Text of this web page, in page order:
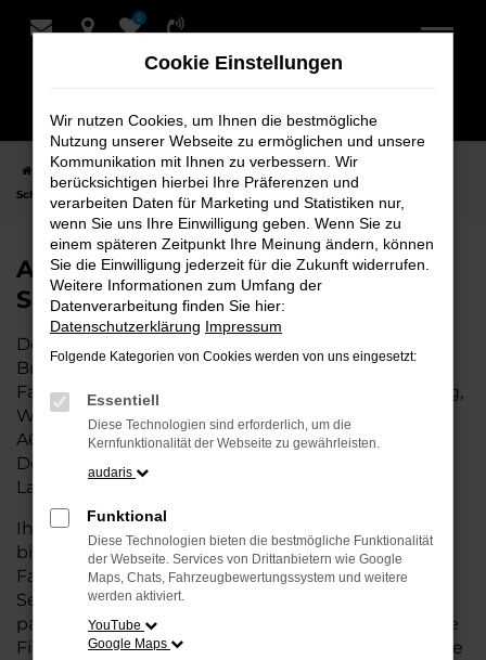
Zum
0
Startseite Bremervörde Audi
Audi A6 e-tron Fahrzeuge bei
Schmidt + Koch für Bremervörde
Audi A6 e-tron Fahrzeuge bei
Schmidt + Koch für Bremervörde
Der Audi A6 e-tron ist die perfekte Wahl für alle in
Bremervörde, die ein zuverlässiges und modernes
Fahrzeug suchen. Ob für den täglichen Arbeitsweg,
Wochenendausflüge oder lange Reisen, der Audi
A6 e-tron bietet Komfort, Effizienz und modernes
Design, das sowohl in der Stadt als auch auf dem
Land glänzt.
Ihr Audi Autohaus in der Nähe von Bremervörde
bietet Ihnen neben einer breiten Auswahl an Audi
Fahrzeugen auch umfassende Beratung und
Service. Wir unterstützen Sie bei der Auswahl des
passenden Modells und bieten maßgeschneiderte
Finanzierungslösungen sowie Leasingoptionen, die
Cookie Einstellungen
Wir nutzen Cookies, um Ihnen die bestmögliche
Nutzung unserer Webseite zu ermöglichen und unsere
Kommunikation mit Ihnen zu verbessern. Wir
berücksichtigen hierbei Ihre Präferenzen und
verarbeiten Daten für Marketing und Statistiken nur,
wenn Sie uns Ihre Einwilligung geben. Wenn Sie zu
einem späteren Zeitpunkt Ihre Meinung ändern, können
Sie die Einwilligung jederzeit für die Zukunft widerrufen.
Weitere Informationen zum Umfang der
Datenverarbeitung finden Sie hier:
Datenschutzerklärung Impressum
Folgende Kategorien von Cookies werden von uns eingesetzt:
Essentiell
Diese Technologien sind erforderlich, um die
Kernfunktionalität der Webseite zu gewährleisten.
audaris
Funktional
Diese Technologien bieten die bestmögliche Funktionalität
der Webseite. Services von Drittanbietern wie Google
Maps, Chats, Fahrzeugbewertungssystem und weitere
werden aktiviert.
YouTube
Google Maps